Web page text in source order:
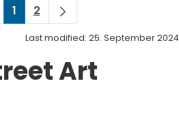
Page
1 Page
2
Last modified: 25. September 2024
Art